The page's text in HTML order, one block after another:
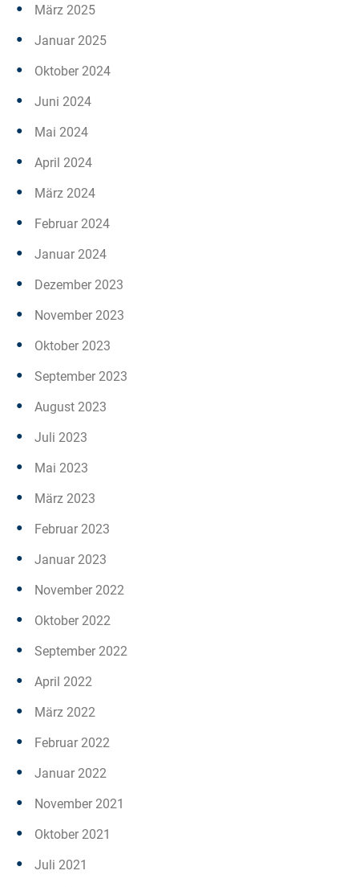
März 2025
Januar 2025
Oktober 2024
Juni 2024
Mai 2024
April 2024
März 2024
Februar 2024
Januar 2024
Dezember 2023
November 2023
Oktober 2023
September 2023
August 2023
Juli 2023
Mai 2023
März 2023
Februar 2023
Januar 2023
November 2022
Oktober 2022
September 2022
April 2022
März 2022
Februar 2022
Januar 2022
November 2021
Oktober 2021
Juli 2021